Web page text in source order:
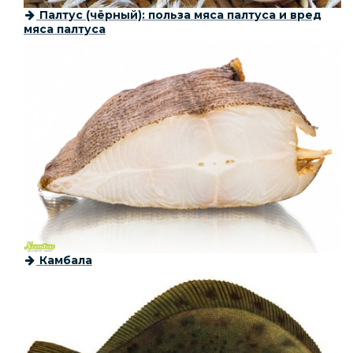
Палтус (чёрный): польза мяса палтуса и вред
мяса палтуса
Камбала